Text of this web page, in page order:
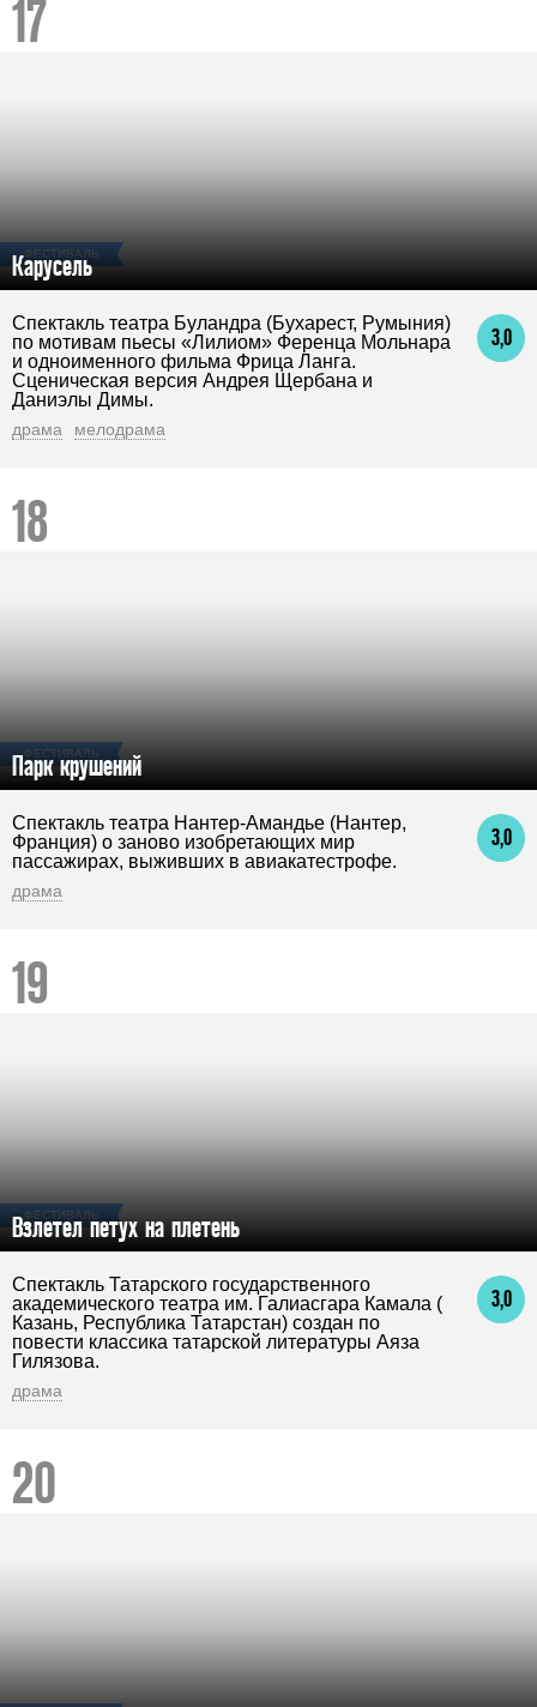
ФЕСТИВАЛЬ
Карусель
3,0
Спектакль театра Буландра (Бухарест, Румыния)
по мотивам пьесы «Лилиом» Ференца Мольнара
и одноименного фильма Фрица Ланга.
Сценическая версия Андрея Щербана и
Даниэлы Димы.
драма мелодрама
ФЕСТИВАЛЬ
Парк крушений
3,0
Спектакль театра Нантер-Амандье (Нантер,
Франция) о заново изобретающих мир
пассажирах, выживших в авиакатестрофе.
драма
ФЕСТИВАЛЬ
Взлетел петух на плетень
3,0
Спектакль Татарского государственного
академического театра им. Галиасгара Камала (
Казань, Республика Татарстан) создан по
повести классика татарской литературы Аяза
Гилязова.
драма